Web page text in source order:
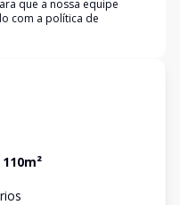
que a nossa equipe
com a política de
110m²
s